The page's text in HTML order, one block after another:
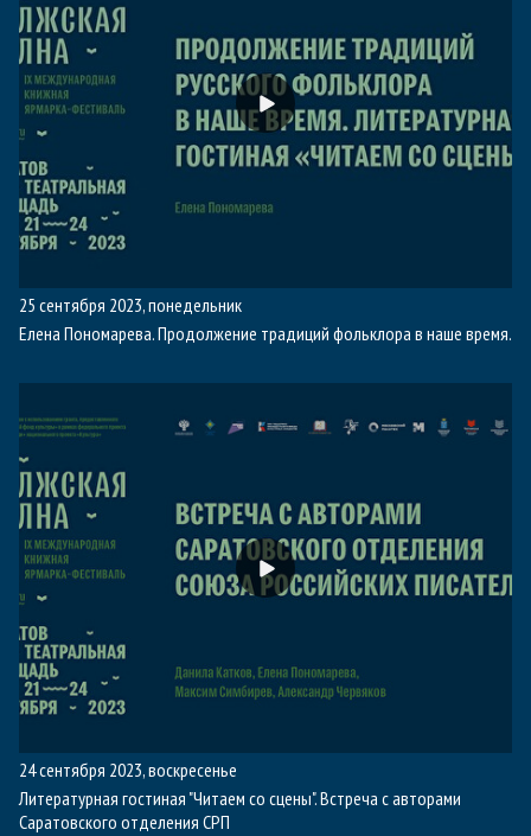
25 сентября 2023, понедельник
Елена Пономарева. Продолжение традиций фольклора в наше время.
24 сентября 2023, воскресенье
Литературная гостиная "Читаем со сцены". Встреча с авторами
Саратовского отделения СРП